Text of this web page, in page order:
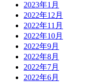
2023年1月
2022年12月
2022年11月
2022年10月
2022年9月
2022年8月
2022年7月
2022年6月